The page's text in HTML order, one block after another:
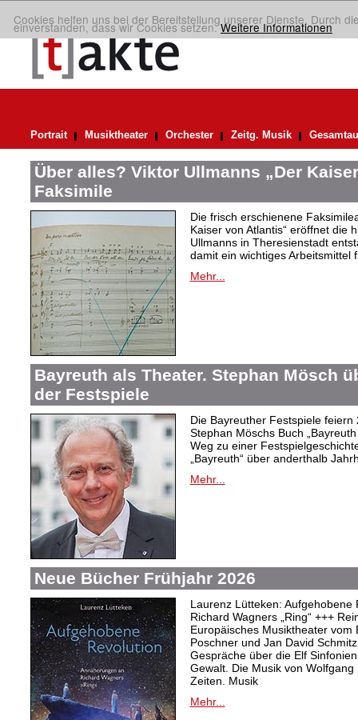
Cookies helfen uns bei der Bereitstellung unserer Dienste. Durch
einverstanden, dass wir Cookies setzen.Weitere Informationen
Portrait Musiktheater Orchester Zeitg. Musik
Über alles? Viktor Ullmanns „Der
Faksimile
Die frisch erschienene
Kaiser von Atlantis“ eröffnet die
Ullmanns in Theresienstadt
damit ein wichtiges Arbeitsmittel
Mehr...
Bayreuth als Theater. Stephan Mösch
der Festspiele
Die Bayreuther Festspiele
Stephan Möschs Buch
Weg zu einer
„Bayreuth“ über anderthalb
Mehr...
Neue Bücher Frühjahr 2026
Laurenz Lütteken: Aufgehobene
Richard Wagners „Ring“ +++
Europäisches Musiktheater vom
Poschner und Jan David
Gespräche über die Elf
Gewalt. Die Musik von
Zeiten. Musik
Mehr...